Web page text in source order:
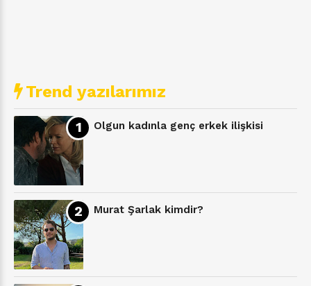
Trend yazılarımız
Olgun kadınla genç erkek ilişkisi
Murat Şarlak kimdir?